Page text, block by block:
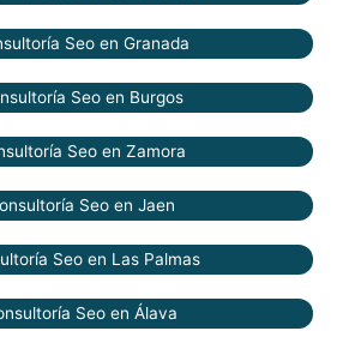
Seo en Granada
Seo en Burgos
Seo en Zamora
Seo en Jaen
Seo en Las Palmas
Seo en Álava